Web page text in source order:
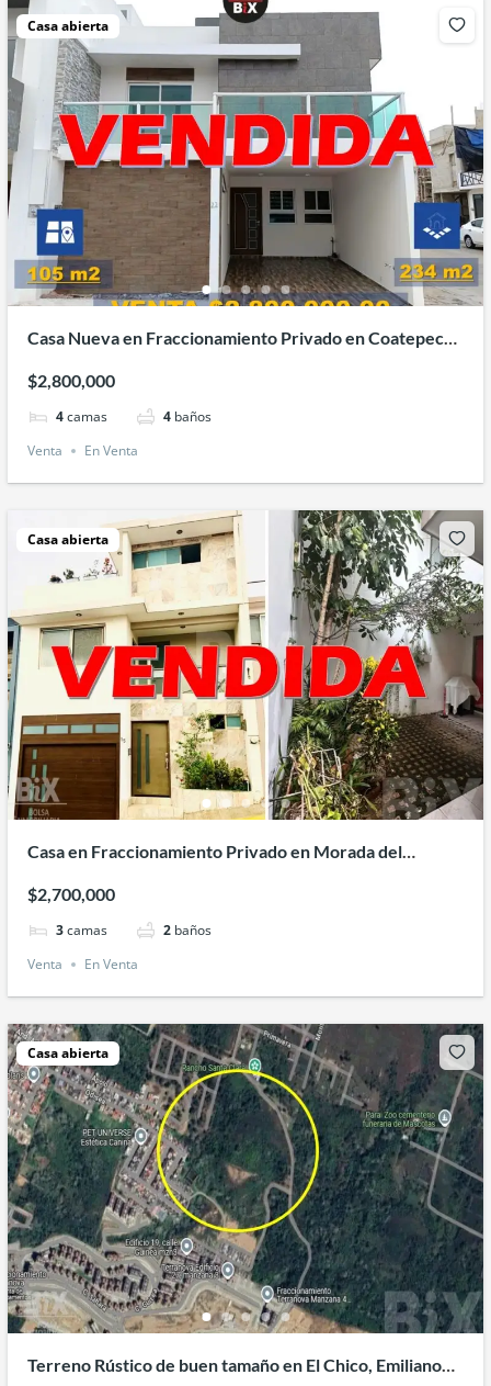
Casa abierta
Casa Nueva en Fraccionamiento Privado en Coatepec
$2,800,000
4camas 4 baños
Venta
En Venta
Casa abierta
Casa en Fraccionamiento Privado en Morada del
$2,700,000
3camas 2 baños
Venta
En Venta
Casa abierta
Terreno Rústico de buen tamaño en El Chico, Emiliano